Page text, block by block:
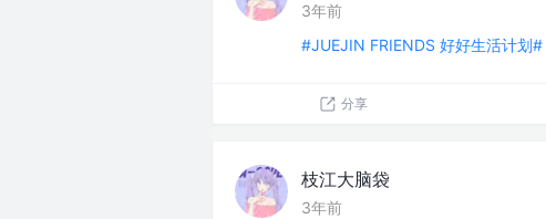
3年前
#JUEJIN FRIENDS 好好生活计划#
分享
枝江大脑袋
3年前